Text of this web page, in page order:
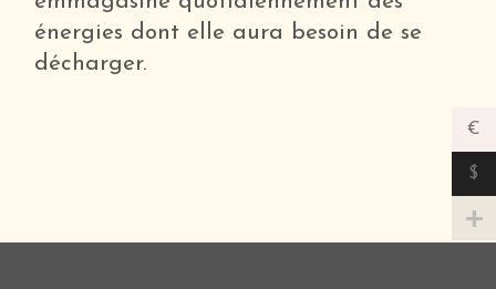
énergies dont elle aura besoin de se
décharger.
€
$